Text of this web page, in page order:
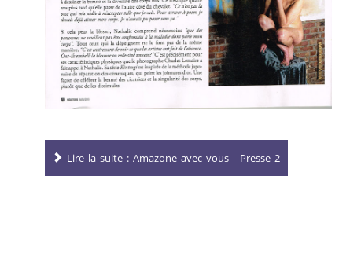
Lire la suite : Amazone avec vous - Presse 2